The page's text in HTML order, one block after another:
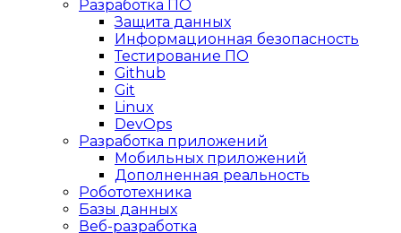
Разработка ПО
Защита данных
Информационная безопасность
Тестирование ПО
Github
Git
Linux
DevOps
Разработка приложений
Мобильных приложений
Дополненная реальность
Робототехника
Базы данных
Веб-разработка